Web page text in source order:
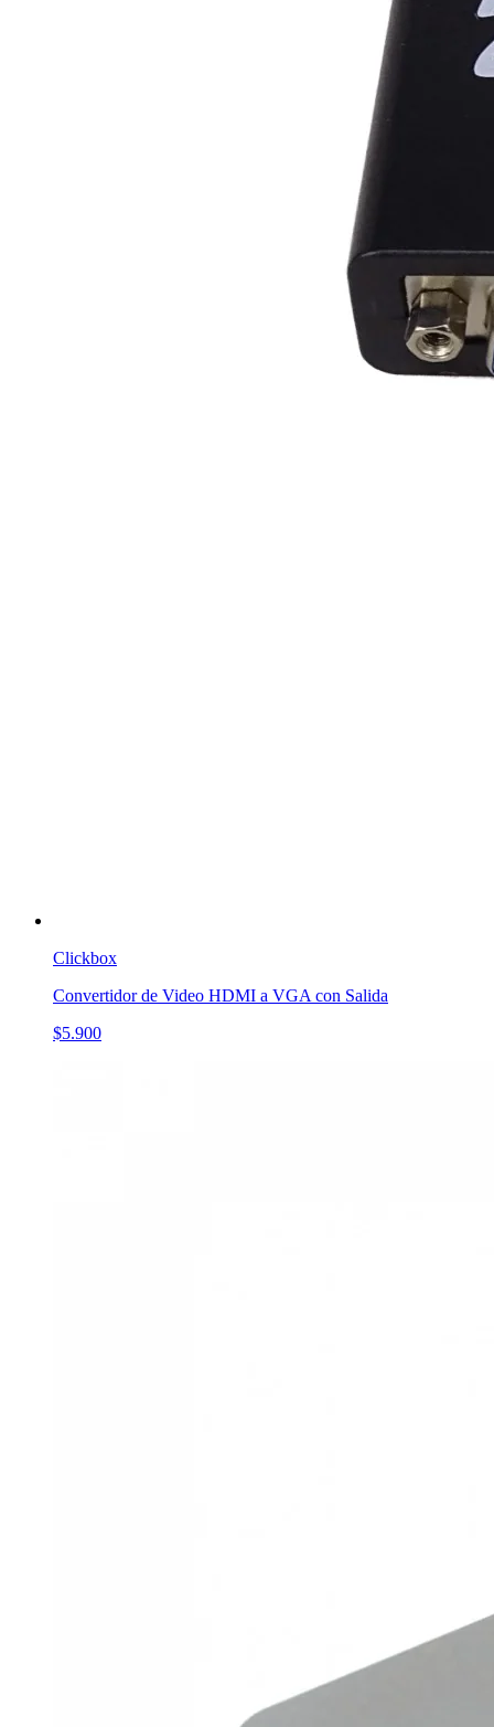
Clickbox
Convertidor de Video HDMI a VGA con Salida
$5.900